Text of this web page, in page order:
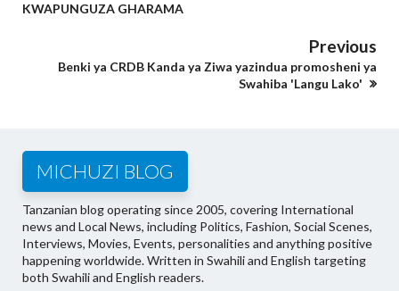
KWAPUNGUZA GHARAMA
Previous
Benki ya CRDB Kanda ya Ziwa yazindua promosheni ya
Swahiba 'Langu Lako'
MICHUZI BLOG
Tanzanian blog operating since 2005, covering International
news and Local News, including Politics, Fashion, Social Scenes,
Interviews, Movies, Events, personalities and anything positive
happening worldwide. Written in Swahili and English targeting
both Swahili and English readers.